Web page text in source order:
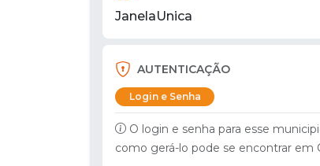
JanelaUnica
AUTENTICAÇÃO
Login e Senha
O login e senha para esse
como gerá-lo pode se encontrar em